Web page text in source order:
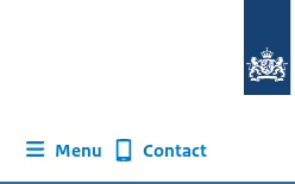
homepage
Menu Contact